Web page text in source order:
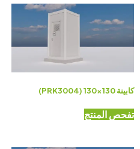
كابينة 130×130 (PRK3004)
تفحص المنتج